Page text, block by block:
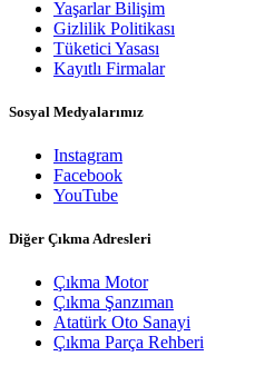
Yaşarlar Bilişim
Gizlilik Politikası
Tüketici Yasası
Kayıtlı Firmalar
Sosyal Medyalarımız
Instagram
Facebook
YouTube
Diğer Çıkma Adresleri
Çıkma Motor
Çıkma Şanzıman
Atatürk Oto Sanayi
Çıkma Parça Rehberi